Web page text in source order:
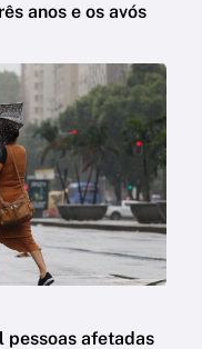
anos e os avós
pessoas afetadas